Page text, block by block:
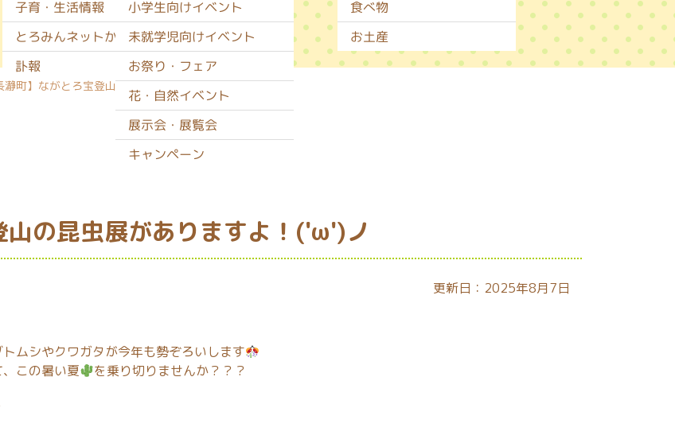
子育・生活情報
とろみんネットからのお知らせ
訃報
小学生向けイベント
未就学児向けイベント
お祭り・フェア
花・自然イベント
展示会・展覧会
キャンペーン
食べ物
お土産
瀞町】ながとろ宝登山の昆虫展がありますよ！('ω')ノ
山の昆虫展がありますよ！('ω')ノ
更新日：2025年8月7日
ムシやクワガタが今年も勢ぞろいします
この暑い夏
を乗り切りませんか？？？